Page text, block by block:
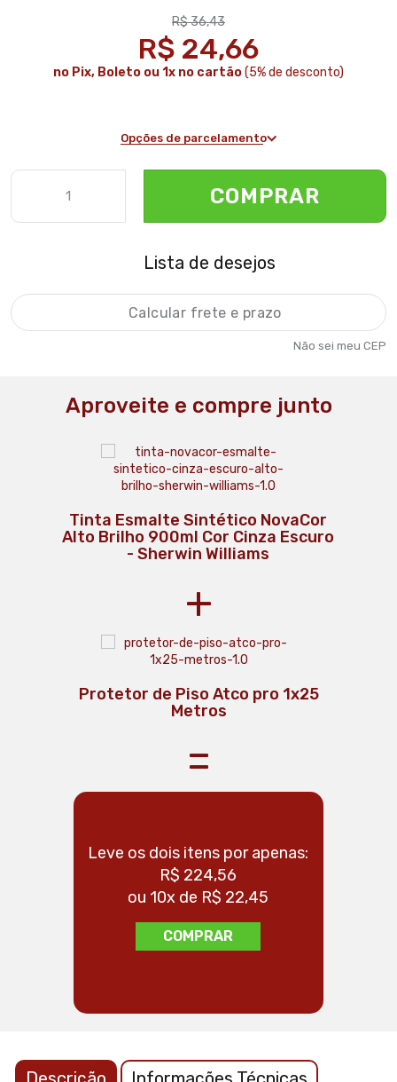
R$ 36,43
R$ 24,66
no Pix, Boleto ou 1x no cartão(5% de desconto)
Opções de parcelamento
COMPRAR
Lista de desejos
Não sei meu CEP
Aproveite e compre junto
Tinta Esmalte Sintético NovaCor
Alto Brilho 900ml Cor Cinza Escuro
- Sherwin Williams
+
Protetor de Piso Atco pro 1x25
Metros
Rolo de Pintura Espuma 5cm 1337
Lixa d'agua 150 - Norton
=
Leve os dois itens por apenas:
R$ 224,56
ou 10x de R$ 22,45
COMPRAR